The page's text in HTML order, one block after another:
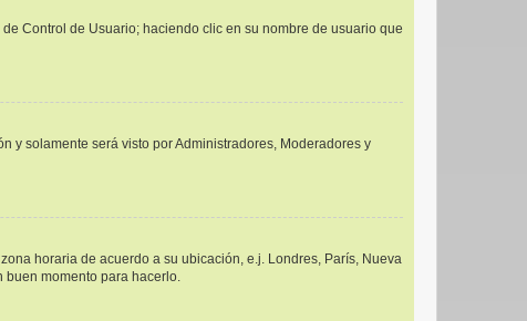
Control de Usuario; haciendo clic en su nombre de usuario que
y solamente será visto por Administradores, Moderadores y
horaria de acuerdo a su ubicación, e.j. Londres, París, Nueva
buen momento para hacerlo.